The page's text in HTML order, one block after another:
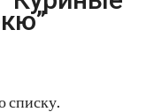
списку.